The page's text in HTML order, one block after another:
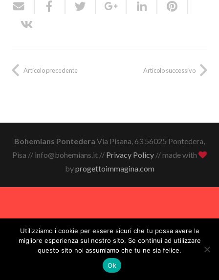
Articolo precedente Articolo successivo
Bohemians Pontedera Via Pisana, 63 56025 Pontedera,
Pisa // info@bohemians.it // Privacy Policy// made with
byprogettoimmagina.com
Utilizziamo i cookie per essere sicuri che tu possa avere la
migliore esperienza sul nostro sito. Se continui ad utilizzare
questo sito noi assumiamo che tu ne sia felice.
Ok